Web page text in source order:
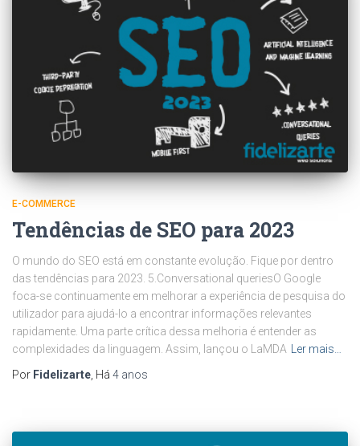
E-COMMERCE
Tendências de SEO para 2023
O mundo do SEO está em constante evolução. Fique por dentro
das tendências para 2023. 5.Conversational queriesO Google
foca-se continuamente em melhorar a experiência de pesquisa do
utilizador para ajudá-lo a encontrar informações relevantes
rapidamente. Uma parte crítica dessa melhoria é entender as
complexidades da linguagem. Assim, lançou o LaMDA
Ler mais…
Por Fidelizarte , Há 4 anos